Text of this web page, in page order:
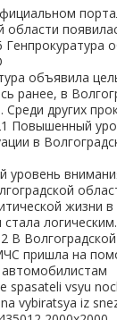
области
Генпрокуратура
ранее, в
других
Повышенный
в
жизни
стала
В
пришла на